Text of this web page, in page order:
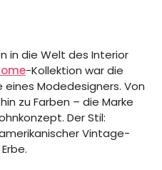
in die Welt des Interior
-Kollektion war die
Modedesigners. Von
zu Farben – die Marke
Der Stil:
Vintage-